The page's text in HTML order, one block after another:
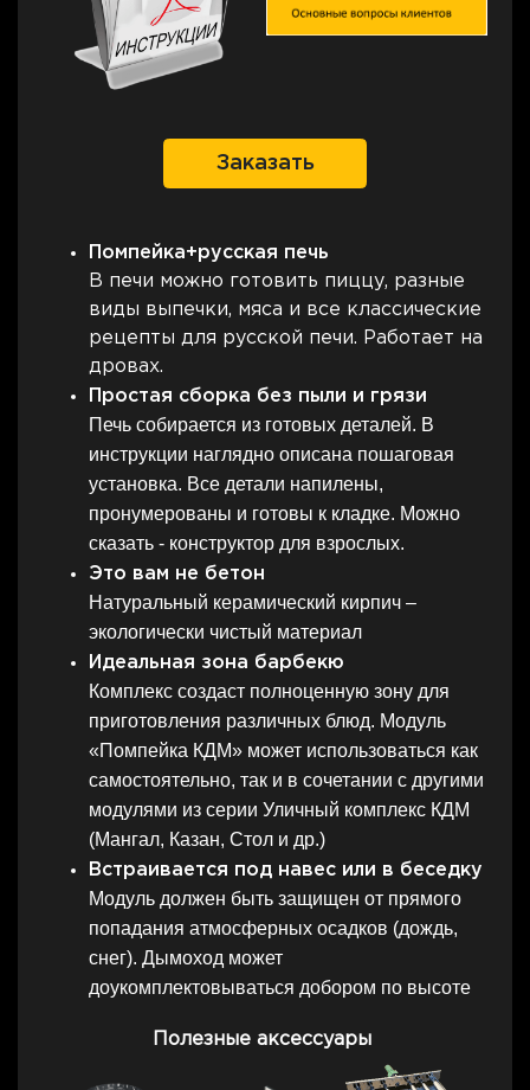
Заказать
Помпейка+русская печь
В печи можно готовить пиццу, разные
виды выпечки, мяса и все классические
рецепты для русской печи. Работает на
дровах.
Простая сборка без пыли и грязи
Печь собирается из готовых деталей. В
инструкции наглядно описана пошаговая
установка. Все детали напилены,
пронумерованы и готовы к кладке. Можно
сказать - конструктор для взрослых.
Это вам не бетон
Натуральный керамический кирпич –
экологически чистый материал
Идеальная зона барбекю
Комплекс создаст полноценную зону для
приготовления различных блюд. Модуль
«Помпейка КДМ» может использоваться как
самостоятельно, так и в сочетании с другими
модулями из серии Уличный комплекс КДМ
(Мангал, Казан, Стол и др.)
Встраивается под навес или в беседку
Модуль должен быть защищен от прямого
попадания атмосферных осадков (дождь,
снег). Дымоход может
доукомплектовываться добором по высоте
Полезные аксессуары